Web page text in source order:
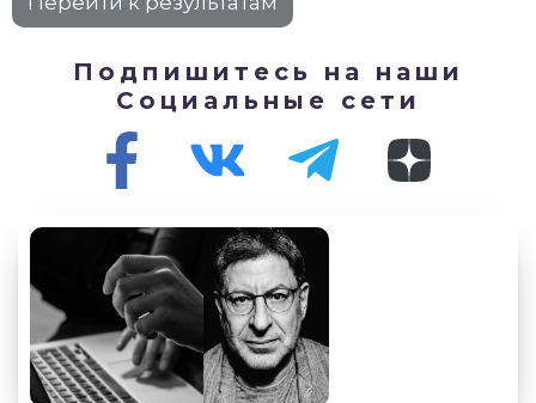
Подпишитесь на наши
Социальные сети